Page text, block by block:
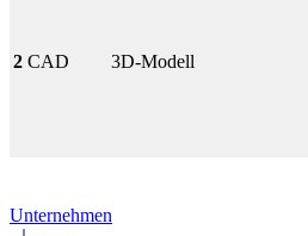
2 CAD 3D-Modell
Unternehmen